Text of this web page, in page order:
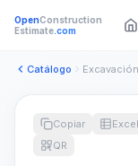
OpenConstruction
Estimate.com
Catálogo
Copiar Excel
QR